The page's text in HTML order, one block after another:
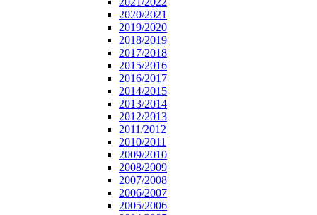
2020/2021
2019/2020
2018/2019
2017/2018
2015/2016
2016/2017
2014/2015
2013/2014
2012/2013
2011/2012
2010/2011
2009/2010
2008/2009
2007/2008
2006/2007
2005/2006